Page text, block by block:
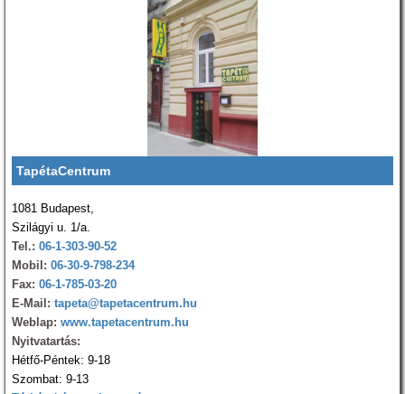
TapétaCentrum
1081 Budapest,
Szilágyi u. 1/a.
Tel.: 06-1-303-90-52
Mobil: 06-30-9-798-234
Fax: 06-1-785-03-20
E-Mail: tapeta@tapetacentrum.hu
Weblap: www.tapetacentrum.hu
Nyitvatartás:
Hétfő-Péntek: 9-18
Szombat: 9-13